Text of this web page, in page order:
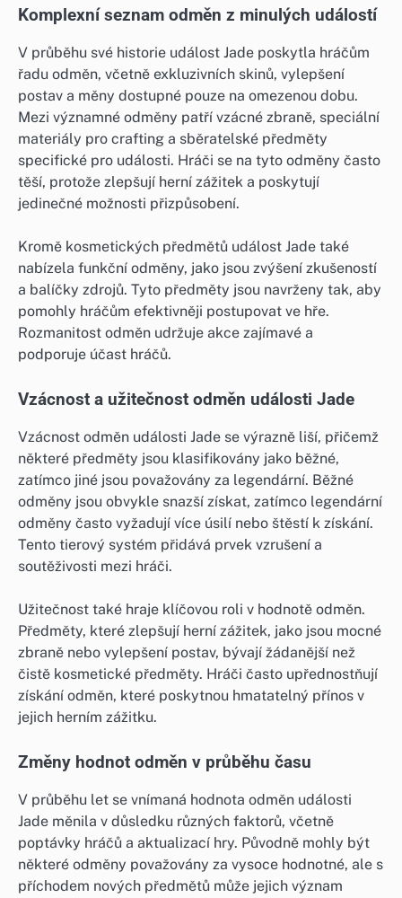
Komplexní seznam odměn z minulých událostí
V průběhu své historie událost Jade poskytla hráčům
řadu odměn, včetně exkluzivních skinů, vylepšení
postav a měny dostupné pouze na omezenou dobu.
Mezi významné odměny patří vzácné zbraně, speciální
materiály pro crafting a sběratelské předměty
specifické pro události. Hráči se na tyto odměny často
těší, protože zlepšují herní zážitek a poskytují
jedinečné možnosti přizpůsobení.
Kromě kosmetických předmětů událost Jade také
nabízela funkční odměny, jako jsou zvýšení zkušeností
a balíčky zdrojů. Tyto předměty jsou navrženy tak, aby
pomohly hráčům efektivněji postupovat ve hře.
Rozmanitost odměn udržuje akce zajímavé a
podporuje účast hráčů.
Vzácnost a užitečnost odměn události Jade
Vzácnost odměn události Jade se výrazně liší, přičemž
některé předměty jsou klasifikovány jako běžné,
zatímco jiné jsou považovány za legendární. Běžné
odměny jsou obvykle snazší získat, zatímco legendární
odměny často vyžadují více úsilí nebo štěstí k získání.
Tento tierový systém přidává prvek vzrušení a
soutěživosti mezi hráči.
Užitečnost také hraje klíčovou roli v hodnotě odměn.
Předměty, které zlepšují herní zážitek, jako jsou mocné
zbraně nebo vylepšení postav, bývají žádanější než
čistě kosmetické předměty. Hráči často upřednostňují
získání odměn, které poskytnou hmatatelný přínos v
jejich herním zážitku.
Změny hodnot odměn v průběhu času
V průběhu let se vnímaná hodnota odměn události
Jade měnila v důsledku různých faktorů, včetně
poptávky hráčů a aktualizací hry. Původně mohly být
některé odměny považovány za vysoce hodnotné, ale s
příchodem nových předmětů může jejich význam